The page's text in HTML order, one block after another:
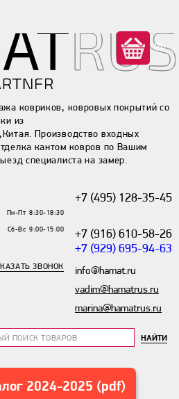
ковриков, ковровых покрытий со
из
Производство входных
кантом ковров по Вашим
специалиста на замер.
(0)
+7 (495) 128-35-45
+7 (916) 610-58-26
+7 (929) 695-94-63
info@hamat.ru
vadim@hamatrus.ru
marina@hamatrus.ru
Пн-Пт 8:30-18:30
Сб-Вс 9:00-15:00
ЗВОНОК
НАЙТИ
2024-2025 (pdf)